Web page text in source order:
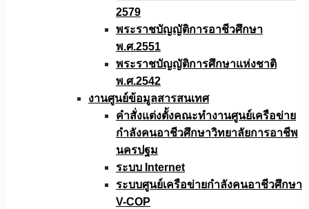
2579
พระราชบัญญัติการอาชีวศึกษา
พ.ศ.2551
พระราชบัญญัติการศึกษาแห่งชาติ
พ.ศ.2542
งานศูนย์ข้อมูลสารสนเทศ
คำสั่งแต่งตั้งคณะทำงานศูนย์เครือข่าย
กำลังคนอาชีวศึกษาวิทยาลัยการอาชีพ
นครปฐม
ระบบ Internet
ระบบศูนย์เครือข่ายกำลังคนอาชีวศึกษา
V-COP